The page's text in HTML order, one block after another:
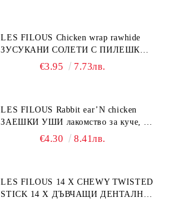
LES FILOUS Chicken wrap rawhide
ЗУСУКАНИ СОЛЕТИ С ПИЛЕШКО,
лакомство за куче, 100 г
€3.95 7.73лв.
LES FILOUS Rabbit ear’N chicken
ЗАЕШКИ УШИ лакомство за куче, 50
€4.30 8.41лв.
LES FILOUS 14 X CHEWY TWISTED
STICK 14 X ДЪВЧАЩИ ДЕНТАЛНИ